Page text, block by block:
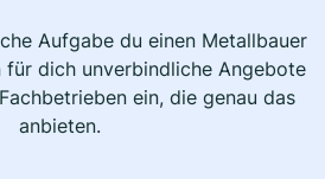
Aufgabe du einen Metallbauer
dich unverbindliche Angebote
ein, die genau das
anbieten.